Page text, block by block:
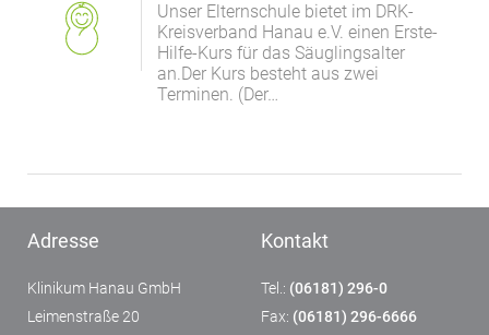
Unser Elternschule bietet im DRK-
Kreisverband Hanau e.V. einen Erste-
Hilfe-Kurs für das Säuglingsalter
an.Der Kurs besteht aus zwei
Terminen. (Der…
Adresse
Klinikum Hanau GmbH
Leimenstraße 20
Kontakt
Tel.: (06181) 296-0
Fax: (06181) 296-6666